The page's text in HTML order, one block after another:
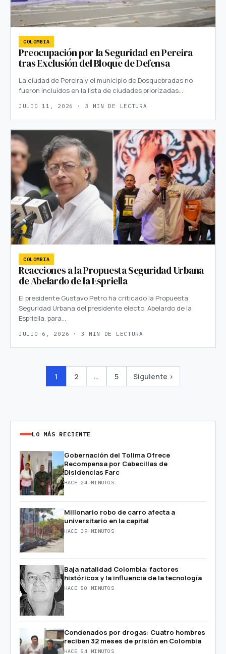
COLOMBIA
Preocupación por la Seguridad en Pereira
tras Exclusión del Bloque de Defensa
La ciudad de Pereira y el municipio de Dosquebradas no
fueron incluidos en la lista de ciudades priorizadas…
JULIO 11, 2026 · 3 MIN DE LECTURA
COLOMBIA
Reacciones a la Propuesta Seguridad Urbana
de Abelardo de la Espriella
El presidente Gustavo Petro ha criticado la Propuesta
Seguridad Urbana del presidente electo, Abelardo de la
Espriella, para…
JULIO 6, 2026 · 3 MIN DE LECTURA
1 2 … 5 Siguiente ›
LO MÁS RECIENTE
Gobernación del Tolima Ofrece
Recompensa por Cabecillas de
Disidencias Farc
HACE 24 MINUTOS
Millonario robo de carro afecta a
universitario en la capital
HACE 39 MINUTOS
Baja natalidad Colombia: factores
históricos y la influencia de la tecnología
HACE 50 MINUTOS
Condenados por drogas: Cuatro hombres
reciben 32 meses de prisión en Colombia
HACE 54 MINUTOS